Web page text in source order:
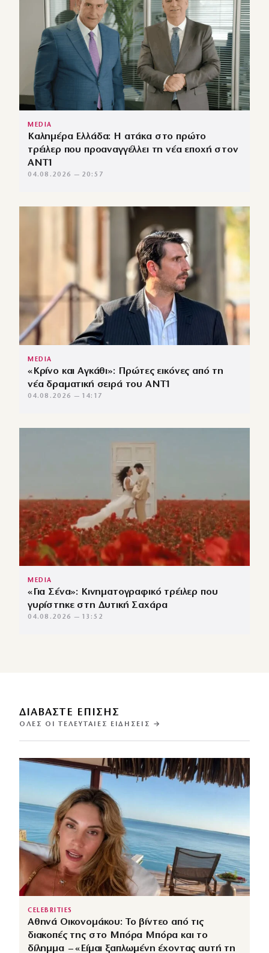
MEDIA
Καλημέρα Ελλάδα: Η ατάκα στο πρώτο
τρέιλερ που προαναγγέλλει τη νέα εποχή στον
ΑΝΤ1
04.08.2026 — 20:57
MEDIA
«Κρίνο και Αγκάθι»: Πρώτες εικόνες από τη
νέα δραματική σειρά του ANT1
04.08.2026 — 14:17
MEDIA
«Για Σένα»: Κινηματογραφικό τρέιλερ που
γυρίστηκε στη Δυτική Σαχάρα
04.08.2026 — 13:52
ΔΙΑΒΑΣΤΕ ΕΠΙΣΗΣ
ΌΛΕΣ ΟΙ ΤΕΛΕΥΤΑΊΕΣ ΕΙΔΉΣΕΙΣ →
CELEBRITIES
Αθηνά Οικονομάκου: Το βίντεο από τις
διακοπές της στο Μπόρα Μπόρα και το
δίλημμα – «Είμαι ξαπλωμένη έχοντας αυτή τη